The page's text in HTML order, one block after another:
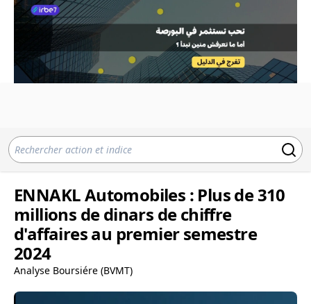
ENNAKL Automobiles : Plus de 310
millions de dinars de chiffre
d'affaires au premier semestre
2024
Analyse Boursiére (BVMT)